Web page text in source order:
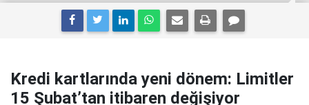
Kredi kartlarında yeni dönem: Limitler
15 Şubat’tan itibaren değişiyor